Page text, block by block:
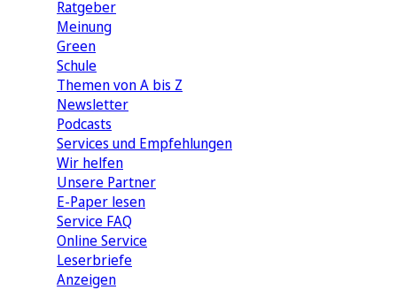
Ratgeber
Meinung
Green
Schule
Themen von A bis Z
Newsletter
Podcasts
Services und Empfehlungen
Wir helfen
Unsere Partner
E-Paper lesen
Service FAQ
Online Service
Leserbriefe
Anzeigen